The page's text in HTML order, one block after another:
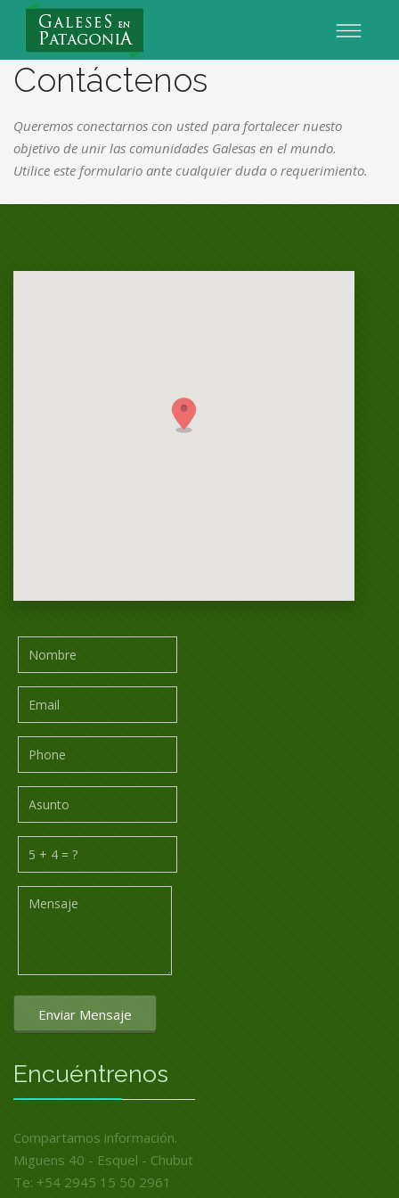
Nuevo Usuario
Contáctenos
Queremos conectarnos con usted para fortalecer nuesto
objetivo de unir las comunidades Galesas en el mundo.
Utilice este formulario ante cualquier duda o requerimiento.
Enviar Mensaje
Encuéntrenos
Compartamos información.
Miguens 40 - Esquel - Chubut
Te: +54 2945 15 50 2961